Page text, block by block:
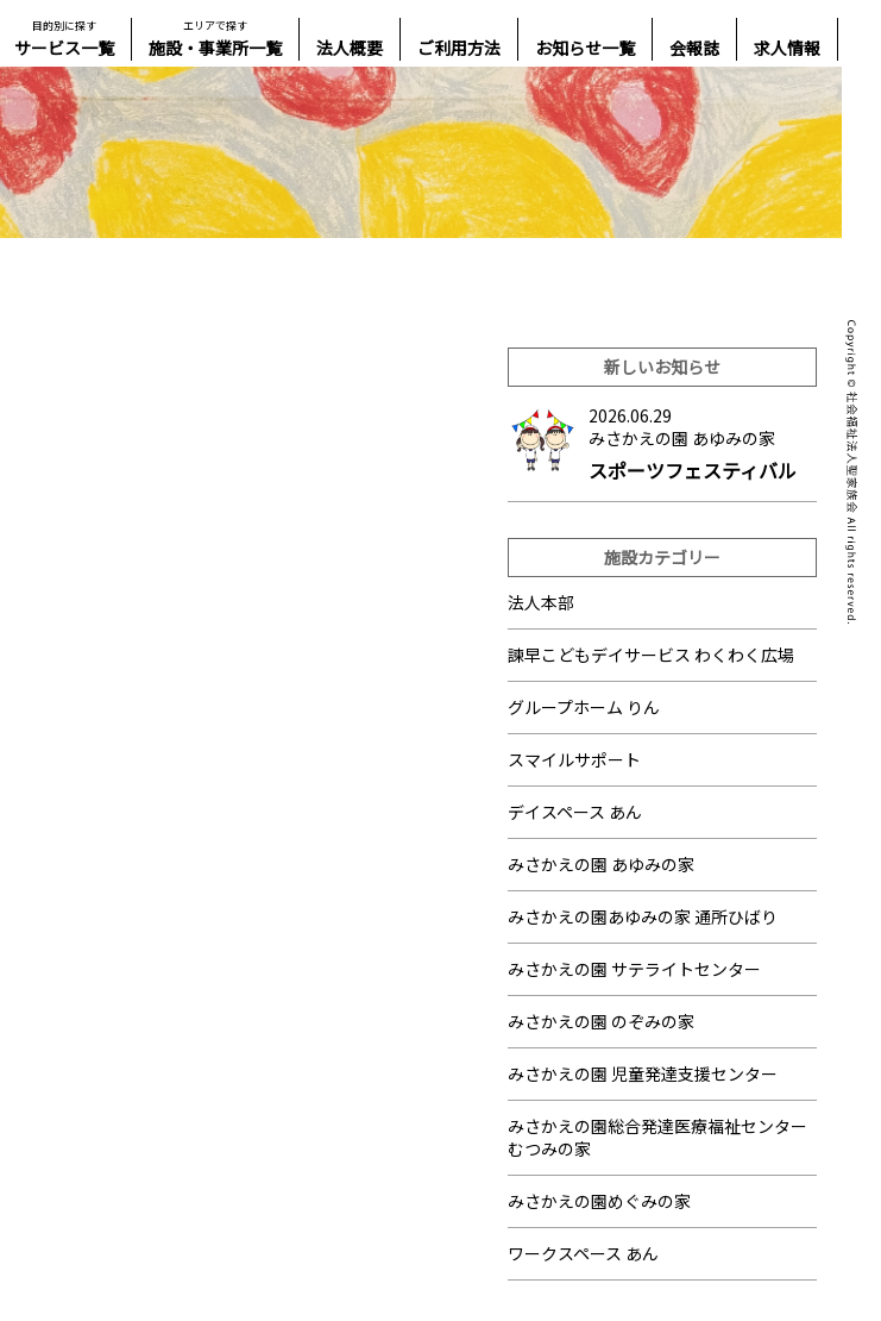
目的別に探す
サービス一覧
エリアで探す
施設・事業所一覧 法人概要 ご利用方法 お知らせ一覧 会報誌 求人情報
新しいお知らせ
2026.06.29
みさかえの園 あゆみの家
スポーツフェスティバル
施設カテゴリー
法人本部
諫早こどもデイサービス わくわく広場
グループホーム りん
スマイルサポート
デイスペース あん
みさかえの園 あゆみの家
みさかえの園あゆみの家 通所ひばり
みさかえの園 サテライトセンター
みさかえの園 のぞみの家
みさかえの園 児童発達支援センター
みさかえの園総合発達医療福祉センター
むつみの家
みさかえの園めぐみの家
ワークスペース あん